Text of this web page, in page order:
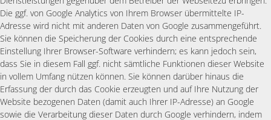
Die ggf. von Google Analytics von Ihrem Browser übermittelte IP-
Adresse wird nicht mit anderen Daten von Google zusammengeführt.
Sie können die Speicherung der Cookies durch eine entsprechende
Einstellung Ihrer Browser-Software verhindern; es kann jedoch sein,
dass Sie in diesem Fall ggf. nicht sämtliche Funktionen dieser Website
in vollem Umfang nützen können. Sie können darüber hinaus die
Erfassung der durch das Cookie erzeugten und auf Ihre Nutzung der
Website bezogenen Daten (damit auch Ihrer IP-Adresse) an Google
sowie die Verarbeitung dieser Daten durch Google verhindern, indem